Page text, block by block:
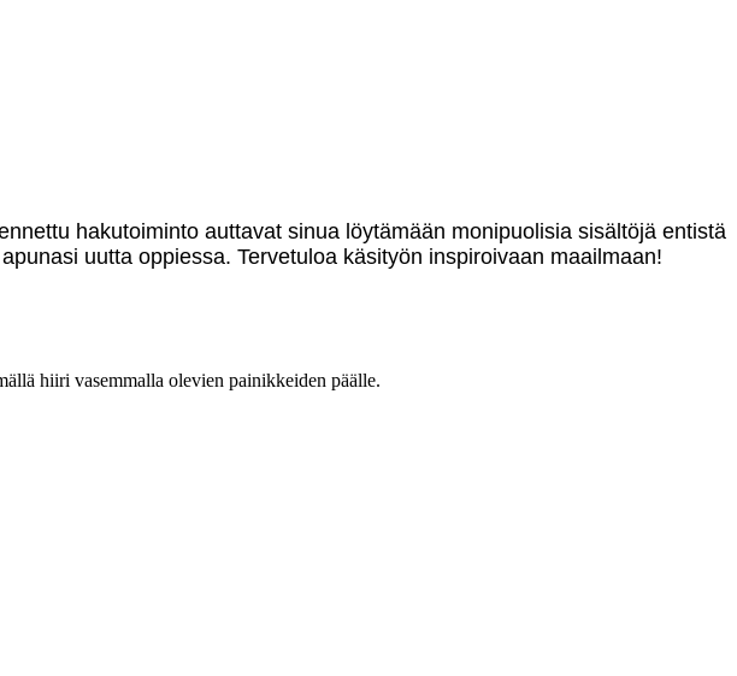
hakutoiminto auttavat sinua löytämään monipuolisia sisältöjä entistä
uutta oppiessa. Tervetuloa käsityön inspiroivaan maailmaan!
hiiri vasemmalla olevien painikkeiden päälle.